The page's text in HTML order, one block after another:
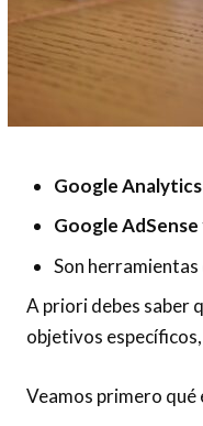
Google Analytics
Google AdSense
Son herramientas
A priori debes saber
objetivos
Veamos primero qué